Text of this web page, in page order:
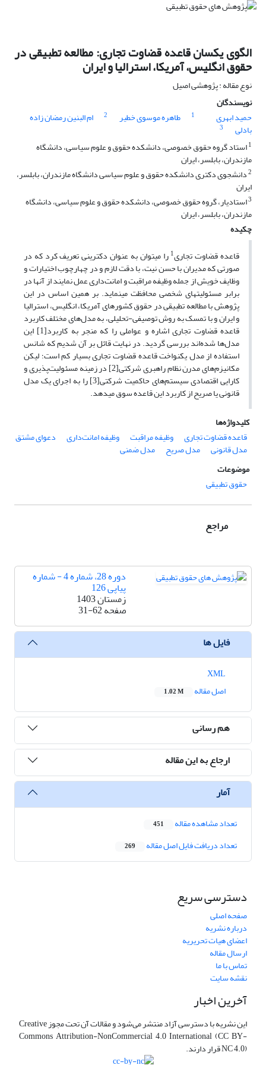
الگوی یکسان قاعده قضاوت تجاری: مطالعه تطبیقی در
حقوق انگلیس، آمریکا، استرالیا و ایران
نوع مقاله : پژوهشی اصیل
نویسندگان
حمید ابهری
1 طاهره موسوی خطیر 2 ام البنین رمضان زاده
بادلی
3
1استاد گروه حقوق خصوصی، دانشکده حقوق و علوم سیاسی، دانشگاه
مازندران، بابلسر، ایران
2دانشجوی دکتری دانشکده حقوق و علوم سیاسی دانشگاه مازندران، بابلسر،
ایران
3استادیار، گروه حقوق خصوصی، دانشکده حقوق و علوم سیاسی، دانشگاه
مازندران، بابلسر، ایران
چکیده
قاعده قضاوت تجاری1 را می­توان به عنوان دکترینی تعریف کرد که در
صورتی که مدیران با حسن نیت، با دقت لازم و در چهارچوب اختیارات و
وظایف خویش از جمله وظیفه مراقبت و امانت‌داری عمل نمایند از آن­ها در
برابر مسئولیت­های شخصی محافظت می­نماید. بر همین اساس در این
پژوهش با مطالعه تطبیقی در حقوق کشورهای آمریکا، انگلیس، استرالیا
و ایران و با تمسک به روش توصیفی-تحلیلی، به مدل‌های مختلف کاربرد
قاعده قضاوت تجاری اشاره و عواملی را که منجر به کاربرد[1] این
مدل‌ها شده‌اند بررسی گردید. در نهایت قائل بر آن شدیم که شانس
استفاده از مدل یکنواخت قاعده قضاوت تجاری بسیار کم است؛ لیکن
مکانیزم‌های مدرن نظام راهبری شرکتی[2] در زمینه مسئولیت‌پذیری و
کارایی اقتصادی سیستم‌های حاکمیت شرکتی[3] را به اجرای یک مدل
قانونی یا صریح از کاربرد این قاعده سوق می­دهد.
کلیدواژه‌ها
قاعده قضاوت تجاری
وظیفه مراقبت وظیفه امانت‌داری دعوای مشتق
مدل قانونی مدل صریح
مدل ضمنی
موضوعات
حقوق تطبیقی
مراجع
دوره 28، شماره 4 - شماره
پیاپی 126
زمستان 1403
صفحه31-62
فایل ها
اصل مقاله
1.02 M
هم رسانی
ارجاع به این مقاله
آمار
تعداد مشاهده مقاله 451
تعداد دریافت فایل اصل مقاله 269
دسترسی سریع
صفحه اصلی
درباره نشریه
اعضای هیات تحریریه
ارسال مقاله
تماس با ما
نقشه سایت
آخرین اخبار
این نشریه با دسترسی آزاد منتشر می‌شود و مقالات آن تحت مجوز Creative
Commons Attribution-NonCommercial 4.0 International (CC BY-
NC 4.0) قرار دارند.